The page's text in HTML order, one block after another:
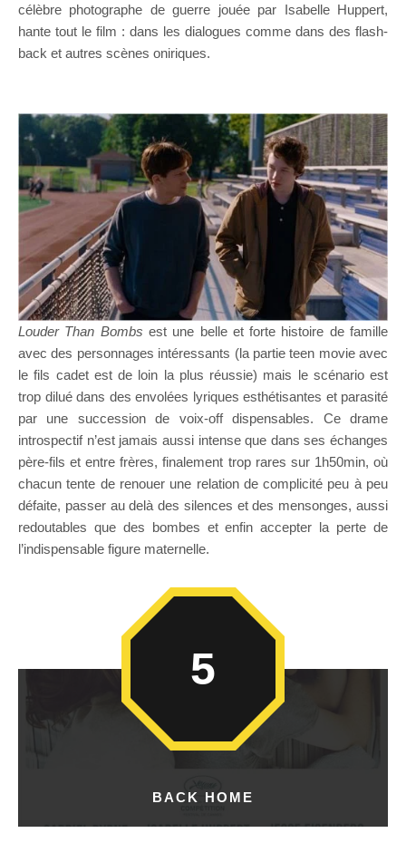
célèbre photographe de guerre jouée par Isabelle Huppert,
hante tout le film : dans les dialogues comme dans des flash-
back et autres scènes oniriques.
Louder Than Bombs est une belle et forte histoire de famille
avec des personnages intéressants (la partie teen movie avec
le fils cadet est de loin la plus réussie) mais le scénario est
trop dilué dans des envolées lyriques esthétisantes et parasité
par une succession de voix-off dispensables. Ce drame
introspectif n’est jamais aussi intense que dans ses échanges
père-fils et entre frères, finalement trop rares sur 1h50min, où
chacun tente de renouer une relation de complicité peu à peu
défaite, passer au delà des silences et des mensonges, aussi
redoutables que des bombes et enfin accepter la perte de
l’indispensable figure maternelle.
BACK HOME
5